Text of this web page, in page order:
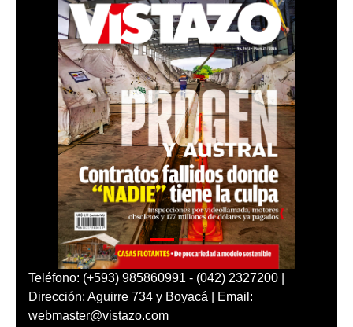
Teléfono: (+593) 985860991 - (042) 2327200 |
Dirección: Aguirre 734 y Boyacá | Email:
webmaster@vistazo.com